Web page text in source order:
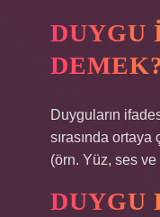
DUYGU
Duyguların
sırasında
(örn. Yüz, ses ve
DUYGU